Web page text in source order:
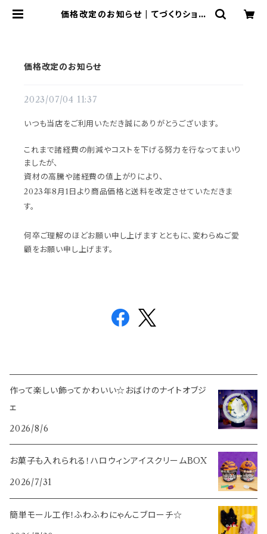
価格改定のお知らせ | てづくりショッ
価格改定のお知らせ
2023/07/04 11:37
いつも当店をご利用いただき誠にありがとうございます。
これまで諸経費の削減やコストを下げる努力を行なってまいり
ましたが、
資材の高騰や諸経費の値上がりにより、
2023年8月1日より商品価格と送料を改定させていただきま
す。
何卒ご理解のほどお願い申し上げますとともに、変わらぬご愛
顧をお願い申し上げます。
作って楽しい飾ってかわいい☆おばけのナイトオブジ
ェ
2026/8/6
お菓子も入れられる！ハロウィンアイスクリームBOX
2026/7/31
簡単モール工作！ふわふわにゃんこブローチ☆